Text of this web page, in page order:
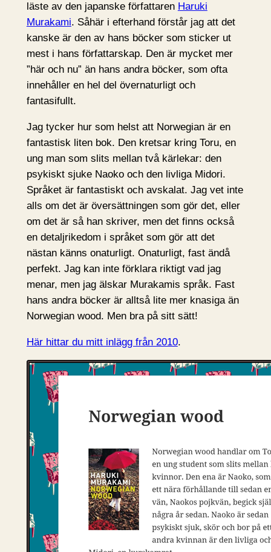
läste av den japanske författaren Haruki
Murakami. Såhär i efterhand förstår jag att det
kanske är den av hans böcker som sticker ut
mest i hans författarskap. Den är mycket mer
”här och nu” än hans andra böcker, som ofta
innehåller en hel del övernaturligt och
fantasifullt.
Jag tycker hur som helst att Norwegian är en
fantastisk liten bok. Den kretsar kring Toru, en
ung man som slits mellan två kärlekar: den
psykiskt sjuke Naoko och den livliga Midori.
Språket är fantastiskt och avskalat. Jag vet inte
alls om det är översättningen som gör det, eller
om det är så han skriver, men det finns också
en detaljrikedom i språket som gör att det
nästan känns onaturligt. Onaturligt, fast ändå
perfekt. Jag kan inte förklara riktigt vad jag
menar, men jag älskar Murakamis språk. Fast
hans andra böcker är alltså lite mer knasiga än
Norwegian wood. Men bra på sitt sätt!
Här hittar du mitt inlägg från 2010.